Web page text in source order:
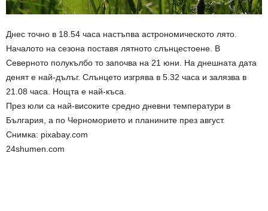
Днес точно в 18.54 часа настъпва астрономическото лято.
Началото на сезона поставя лятното слънцестоене. В
Северното полукълбо то започва на 21 юни. На днешната дата
денят е най-дълъг. Слънцето изгрява в 5.32 часа и залязва в
21.08 часа. Нощта е най-къса.
През юли са най-високите средно дневни температури в
България, а по Черноморието и планините през август.
Снимка: pixabay.com
24shumen.com